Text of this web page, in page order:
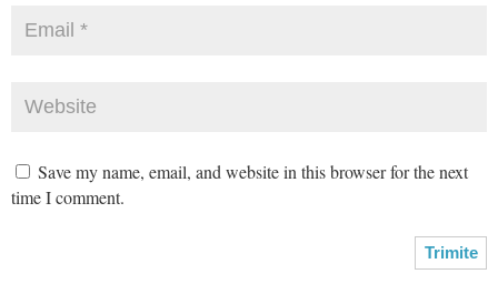
Save my name, email, and website in this browser for the next
time I comment.